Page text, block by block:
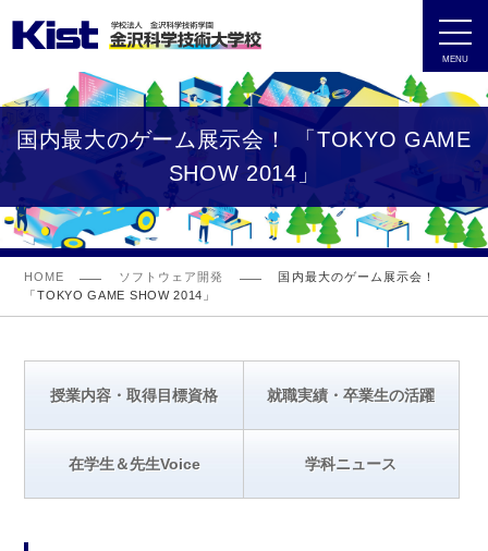
MENU
国内最大のゲーム展示会！ 「TOKYO GAME
SHOW 2014」
HOME ソフトウェア開発
国内最大のゲーム展示会！
「TOKYO GAME SHOW 2014」
授業内容・取得目標資格 就職実績・卒業生の活躍
在学生＆先生Voice 学科ニュース